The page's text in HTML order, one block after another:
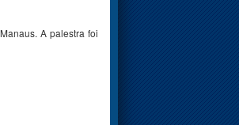
A palestra foi